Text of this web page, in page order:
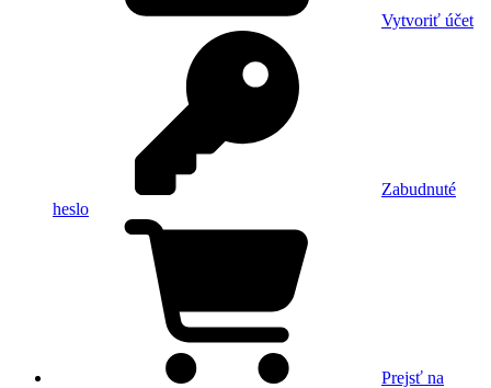
Vytvoriť účet
Zabudnuté
heslo
Prejsť na